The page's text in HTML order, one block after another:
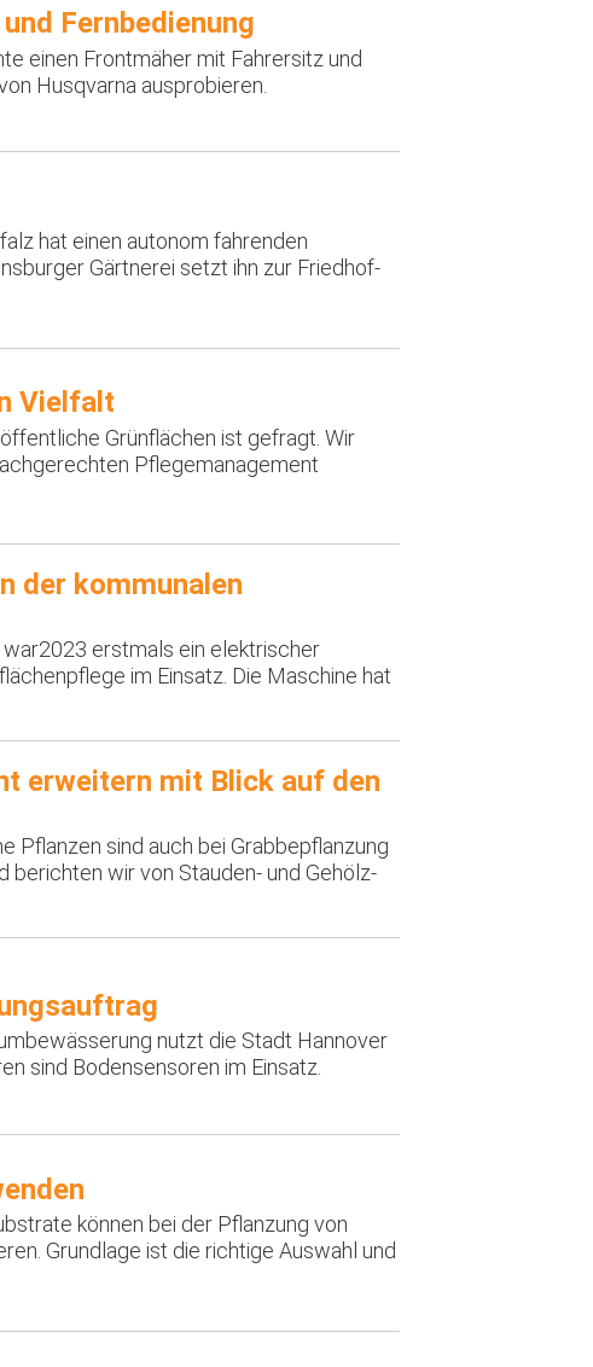
Fernbedienung
einen Frontmäher mit Fahrersitz und
Husqvarna ausprobieren.
hat einen autonom fahrenden
Gärtnerei setzt ihn zur Friedhof-
Vielfalt
Grünflächen ist gefragt. Wir
Pflegemanagement
der kommunalen
erstmals ein elektrischer
im Einsatz. Die Maschine hat
erweitern mit Blick auf den
Pflanzen sind auch bei Grabbepflanzung
berichten wir von Stauden- und Gehölz-
nutzt die Stadt Hannover
sind Bodensensoren im Einsatz.
können bei der Pflanzung von
Grundlage ist die richtige Auswahl und